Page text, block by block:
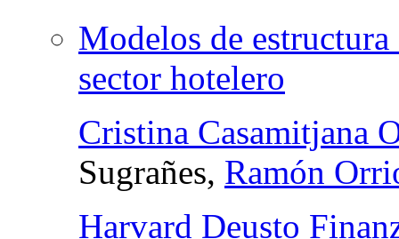
Modelos de
sector hotelero
Cristina Casamitjana
Sugrañes, Ramón
Harvard Deusto